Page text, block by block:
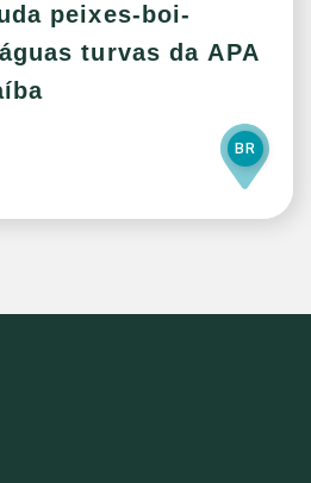
peixes-boi-
turvas da APA
BR